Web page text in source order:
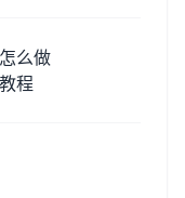
么做
程